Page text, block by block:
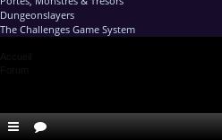
Dungeonslayers
The Challenges Game System